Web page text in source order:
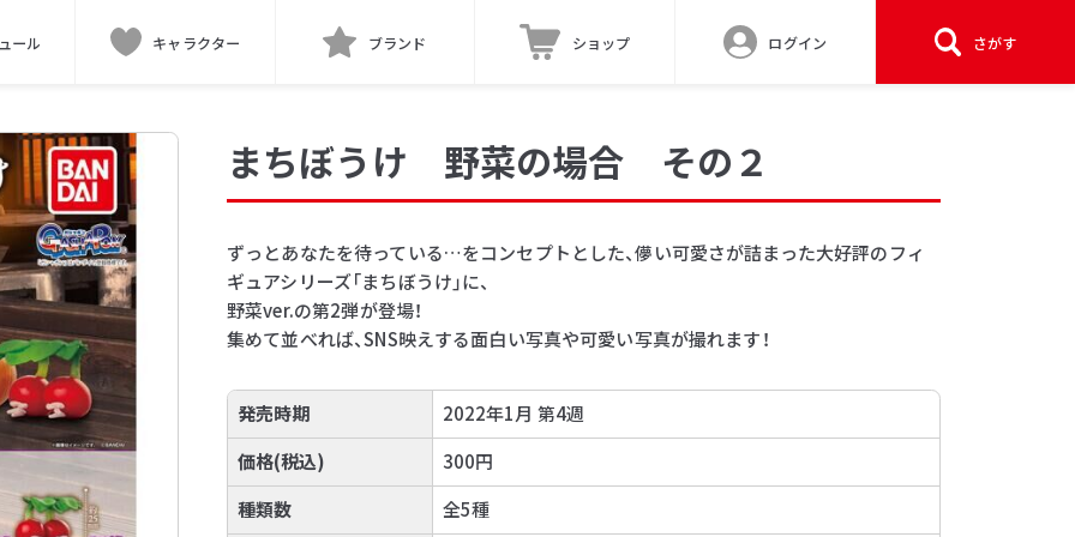
ール キャラクター ブランド ショップ ログイン さがす
まちぼうけ 野菜の場合 その２
ずっとあなたを待っている…をコンセプトとした、儚い可愛さが詰まった大好評のフィ
ギュアシリーズ「まちぼうけ」に、
野菜ver.の第2弾が登場！
集めて並べれば、SNS映えする面白い写真や可愛い写真が撮れます！
発売時期
2022年1月 第4週
価格(税込)
300円
種類数
全5種